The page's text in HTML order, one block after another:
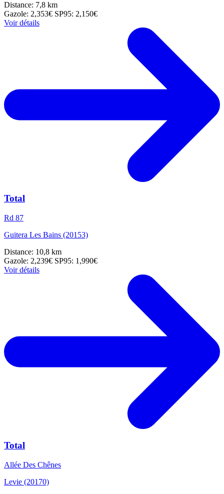
Distance: 7,8 km
Gazole: 2,353€ SP95: 2,150€
Voir détails
Total
Rd 87
Guitera Les Bains (20153)
Distance: 10,8 km
Gazole: 2,239€ SP95: 1,990€
Voir détails
Total
Allée Des Chênes
Levie (20170)